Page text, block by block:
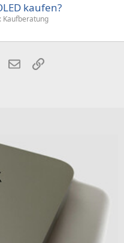
kaufen?
Kaufberatung
E-MailLink